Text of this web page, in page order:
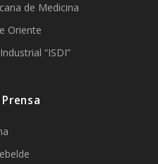
de Medicina
Oriente
“ISDI”